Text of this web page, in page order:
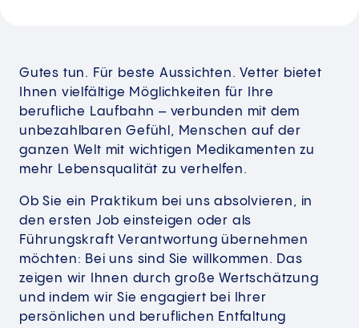
Gutes tun. Für beste Aussichten. Vetter bietet
Ihnen vielfältige Möglichkeiten für Ihre
berufliche Laufbahn – verbunden mit dem
unbezahlbaren Gefühl, Menschen auf der
ganzen Welt mit wichtigen Medikamenten zu
mehr Lebensqualität zu verhelfen.
Ob Sie ein Praktikum bei uns absolvieren, in
den ersten Job einsteigen oder als
Führungskraft Verantwortung übernehmen
möchten: Bei uns sind Sie willkommen. Das
zeigen wir Ihnen durch große Wertschätzung
und indem wir Sie engagiert bei Ihrer
persönlichen und beruflichen Entfaltung